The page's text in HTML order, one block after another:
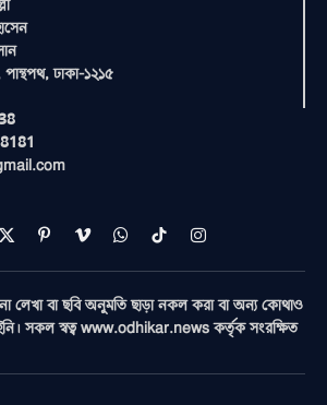
ঢাকা-১২১৫
X
(Twitter)
PinterestVimeoWhatsAppTikTokInstagram
লেখা বা ছবি অনুমতি ছাড়া নকল করা বা অন্য কোথাও
সকল স্বত্ব www.odhikar.news কর্তৃক সংরক্ষিত